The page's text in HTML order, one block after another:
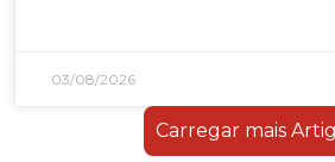
03/08/2026
Carregar mais